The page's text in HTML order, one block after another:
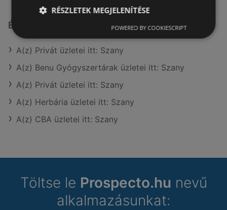
Érdeklődésre számot tartó elemek itt:
A(z) Privát üzletei itt: Szany
A(z) Benu Gyógyszertárak üzletei itt: Szany
A(z) Privát üzletei itt: Szany
A(z) Herbária üzletei itt: Szany
A(z) CBA üzletei itt: Szany
Töltse le Prospecto.hu nevű
alkalmazásunkat:
RÉSZLETEK MEGJELENÍTÉSE
POWERED BY COOKIESCRIPT